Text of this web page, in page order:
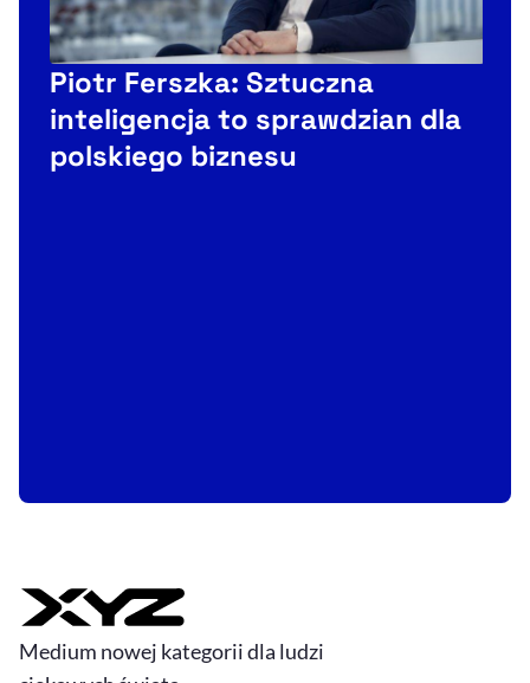
Piotr Ferszka: Sztuczna
inteligencja to sprawdzian dla
polskiego biznesu
Medium nowej kategorii dla ludzi